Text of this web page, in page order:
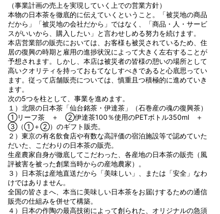
（事業計画の売上を実現していく上での営業方針）
本物の日本茶を徹底的に伝えていくということ。「被災地の商品
だから」「被災地の会社だから」ではなく、「商品・人・サービ
スがいいから、購入したい」と言わせしめる努力を続けます。
本店営業部の販売においては、お客様も被災されているため、住
居の復興の時期と雇用の進捗状況によって大きく左右することが
予想されます。しかし、本店は被災者の皆様の憩いの場所として
高いクオリティを持っておもてなしすべきであると心底思ってい
ます。従って店舗販売については、慎重且つ積極的に進めていき
ます。
次の5つを柱として、事業を進めます。
１）北限の日本茶「仙台銘茶・伊達茶」（石巻産の魂の復興茶）
①リーフ茶 ＋ ②伊達茶100％使用のPETボトル350ml ＋
③（①＋②）のギフト販売。
２）東京の有名飲食店や有数な高評価の宿泊施設等で認めていた
だいた、こだわりの日本茶の販売。
生産農家自身が徹底してこだわった、各産地の日本茶の販売（風
評被害を被った創業当時からの産地農家）。
３）日本茶は産地直送だから「美味しい」、または「安全」なわ
けではありません。
全国の皆さまへ、本当に美味しい日本茶をお届けするための通信
販売の仕組みを併せて構築。
４）日本の作陶の最高技術によって創られた、オリジナルの急須